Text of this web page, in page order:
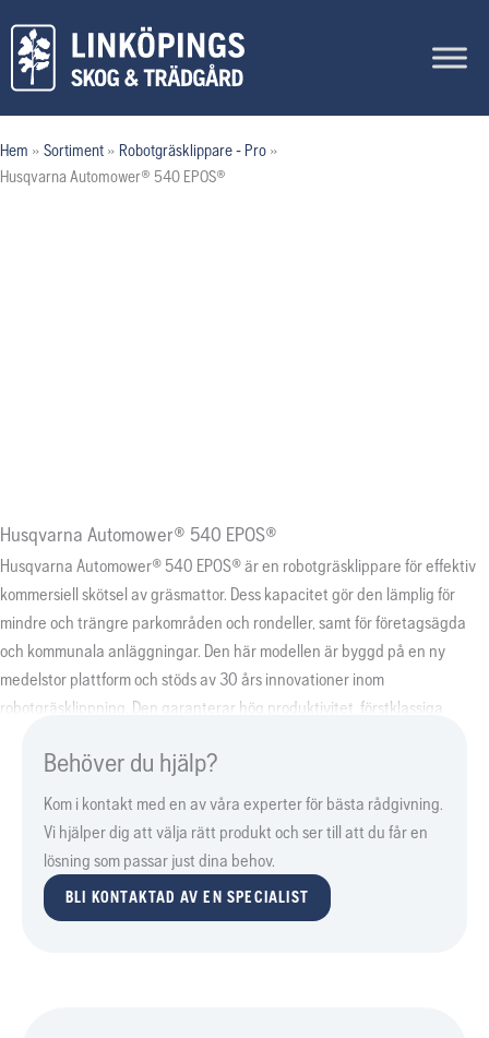
innehåll
Hem » Sortiment » Robotgräsklippare - Pro »
Husqvarna Automower® 540 EPOS®
Husqvarna Automower® 540 EPOS®
Husqvarna Automower® 540 EPOS® är en robotgräsklippare för effektiv
kommersiell skötsel av gräsmattor. Dess kapacitet gör den lämplig för
mindre och trängre parkområden och rondeller, samt för företagsägda
och kommunala anläggningar. Den här modellen är byggd på en ny
medelstor plattform och stöds av 30 års innovationer inom
robotgräsklippning. Den garanterar hög produktivitet, förstklassiga
EPOS®-tekniken möjliggör installation utan slinga, vilket minskar
stilleståndstiden och gör att du kan skräddarsy arbetsområden och
konfigurera tillfälliga avgränsade zoner. Med en svängbar framaxel
hanterar robotgräsklipparen enkelt ojämna ytor och sluttningar på upp
till 50 % (27˚) lutning.
Behöver du hjälp?
Kom i kontakt med en av våra experter för bästa rådgivning.
Vi hjälper dig att välja rätt produkt och ser till att du får en
lösning som passar just dina behov.
BLI KONTAKTAD AV EN SPECIALIST